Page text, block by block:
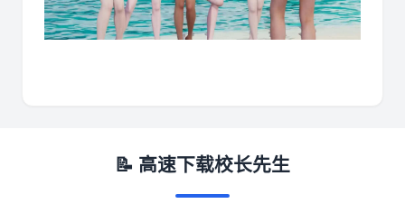
📝 高速下载校长先生